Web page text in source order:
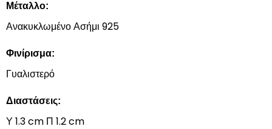
Μέταλλο:
Ανακυκλωμένο Ασήμι 925
Φινίρισμα:
Γυαλιστερό
Διαστάσεις:
Υ 1.3 cm Π 1.2 cm